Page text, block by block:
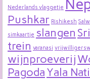
Nederlands vlaggetje
Pushkar Rishikesh
simkaartje slangen
trein varanasi
wijnproeverij
PagodaYala